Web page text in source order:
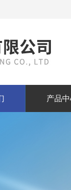
产品